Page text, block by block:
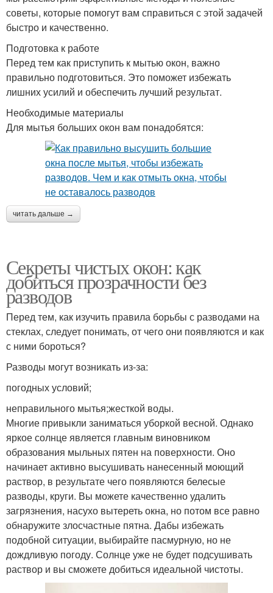
советы, которые помогут вам справиться с этой задачей
быстро и качественно.
Подготовка к работе
Перед тем как приступить к мытью окон, важно
правильно подготовиться. Это поможет избежать
лишних усилий и обеспечить лучший результат.
Необходимые материалы
Для мытья больших окон вам понадобятся:
читать дальше →
Секреты чистых окон: как
добиться прозрачности без
разводов
Перед тем, как изучить правила борьбы с разводами на
стеклах, следует понимать, от чего они появляются и как
с ними бороться?
Разводы могут возникать из-за:
погодных условий;
неправильного мытья;жесткой воды.
Многие привыкли заниматься уборкой весной. Однако
яркое солнце является главным виновником
образования мыльных пятен на поверхности. Оно
начинает активно высушивать нанесенный моющий
раствор, в результате чего появляются белесые
разводы, круги. Вы можете качественно удалить
загрязнения, насухо вытереть окна, но потом все равно
обнаружите злосчастные пятна. Дабы избежать
подобной ситуации, выбирайте пасмурную, но не
дождливую погоду. Солнце уже не будет подсушивать
раствор и вы сможете добиться идеальной чистоты.